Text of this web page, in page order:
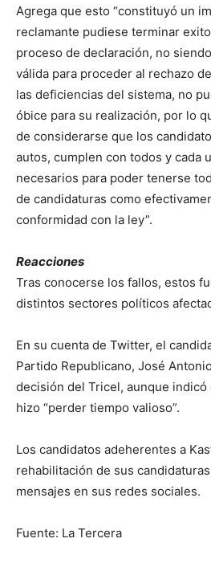
Agrega que esto “constituyó un
reclamante pudiese terminar
proceso de declaración, no
válida para proceder al rechazo
las deficiencias del sistema, no
óbice para su realización, por lo
de considerarse que los
autos, cumplen con todos y cada
necesarios para poder tenerse
de candidaturas como
conformidad con la ley”.
Reacciones
Tras conocerse los fallos, estos
distintos sectores políticos
En su cuenta de Twitter, el
Partido Republicano, José
decisión del Tricel, aunque
hizo “perder tiempo valioso”.
Los candidatos adeherentes a
rehabilitación de sus
mensajes en sus redes sociales.
Fuente: La Tercera